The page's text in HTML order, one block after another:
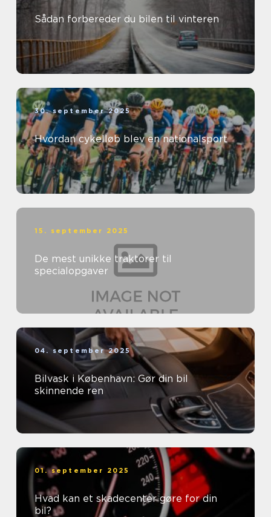
Sådan forbereder du bilen til vinteren
30. september 2025
Hvordan cykelløb blev en nationalsport
15. september 2025
De mest unikke traktorer til
specialopgaver
04. september 2025
Bilvask i København: Gør din bil
skinnende ren
01. september 2025
Hvad kan et skadecenter gøre for din
bil?